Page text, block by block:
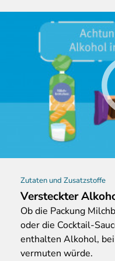
Zutaten und Zusatzstoffe
Versteckter
Obdie Packung
oder die Cocktail-
enthalten Alkohol,
vermuten würde.